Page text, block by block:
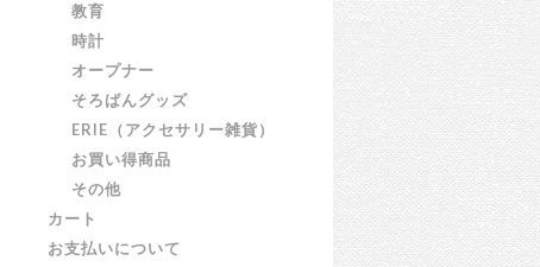
教育
時計
オープナー
そろばんグッズ
ERIE（アクセサリー雑貨）
お買い得商品
その他
カート
お支払いについて